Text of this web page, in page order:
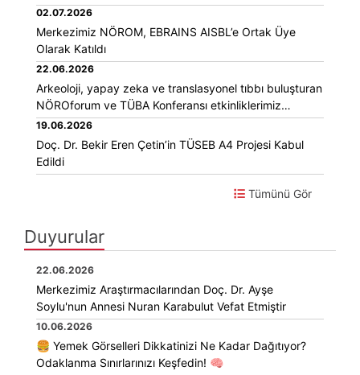
02.07.2026
Merkezimiz NÖROM, EBRAINS AISBL’e Ortak Üye
Olarak Katıldı
22.06.2026
Arkeoloji, yapay zeka ve translasyonel tıbbı buluşturan
NÖROforum ve TÜBA Konferansı etkinliklerimiz
merkezimizde gerçekleştirildi.
19.06.2026
Doç. Dr. Bekir Eren Çetin’in TÜSEB A4 Projesi Kabul
Edildi
Tümünü Gör
Duyurular
22.06.2026
Merkezimiz Araştırmacılarından Doç. Dr. Ayşe
Soylu'nun Annesi Nuran Karabulut Vefat Etmiştir
10.06.2026
🍔 Yemek Görselleri Dikkatinizi Ne Kadar Dağıtıyor?
Odaklanma Sınırlarınızı Keşfedin! 🧠